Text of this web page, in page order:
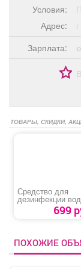
Условия:
Адрес:
Зарплата:
ТОВАРЫ, СКИДКИ,
Средство для
дезинфекции
бассейнах
ЛОНГАФОР699
ПОХОЖИЕ